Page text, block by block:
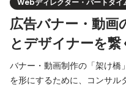
Webディレクター・パートタイ
広告バナー・動画
とデザイナーを
バナー・動画制作の「架け橋」
を形にするために、コンサル